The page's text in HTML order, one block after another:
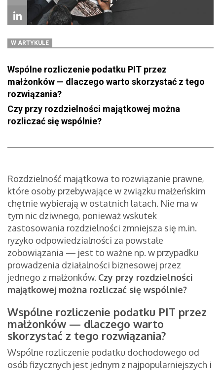
W ARTYKULE
Wspólne rozliczenie podatku PIT przez
małżonków — dlaczego warto skorzystać z tego
rozwiązania?
Czy przy rozdzielności majątkowej można
rozliczać się wspólnie?
Rozdzielność majątkowa to rozwiązanie prawne,
które osoby przebywające w związku małżeńskim
chętnie wybierają w ostatnich latach. Nie ma w
tym nic dziwnego, ponieważ wskutek
zastosowania rozdzielności zmniejsza się m.in.
ryzyko odpowiedzialności za powstałe
zobowiązania — jest to ważne np. w przypadku
prowadzenia działalności biznesowej przez
jednego z małżonków. Czy przy rozdzielności
majątkowej można rozliczać się wspólnie?
Wspólne rozliczenie podatku PIT przez
małżonków — dlaczego warto
skorzystać z tego rozwiązania?
Wspólne rozliczenie podatku dochodowego od
osób fizycznych jest jednym z najpopularniejszych i